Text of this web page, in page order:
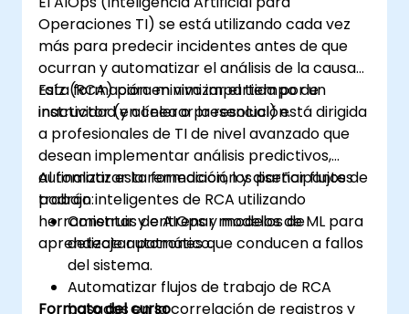
Operaciones TI) se está utilizando cada vez
más para predecir incidentes antes de que
ocurran y automatizar el análisis de la causa
raíz (RCA) para minimizar el tiempo de
inactividad y acelerar la resolución.
Esta formación en vivo impartida por un
instructor (en línea o presencial) está dirigida
a profesionales de TI de nivel avanzado que
desean implementar análisis predictivos,
automatizar la remediación y diseñar flujos de
trabajo inteligentes de RCA utilizando
herramientas de AIOps y modelos de
aprendizaje automático.
Al finalizar esta formación, los participantes
podrán:
Construir y entrenar modelos de ML para
detectar patrones que conducen a fallos
del sistema.
Automatizar flujos de trabajo de RCA
basados en la correlación de registros y
Formato del curso